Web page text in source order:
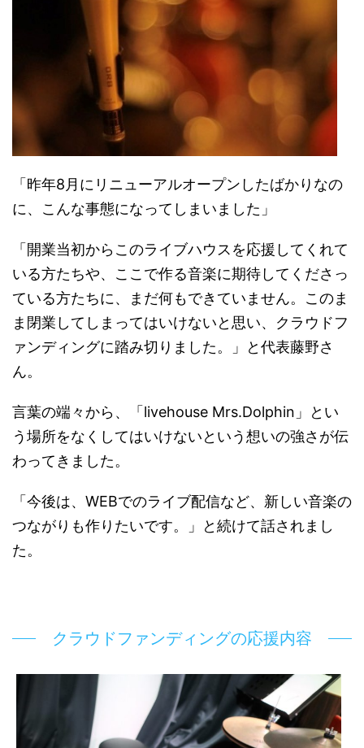
「昨年8月にリニューアルオープンしたばかりなの
に、こんな事態になってしまいました」
「開業当初からこのライブハウスを応援してくれて
いる方たちや、ここで作る音楽に期待してくださっ
ている方たちに、まだ何もできていません。このま
ま閉業してしまってはいけないと思い、クラウドフ
ァンディングに踏み切りました。」と代表藤野さ
ん。
言葉の端々から、「livehouse Mrs.Dolphin」とい
う場所をなくしてはいけないという想いの強さが伝
わってきました。
「今後は、WEBでのライブ配信など、新しい音楽の
つながりも作りたいです。」と続けて話されまし
た。
クラウドファンディングの応援内容